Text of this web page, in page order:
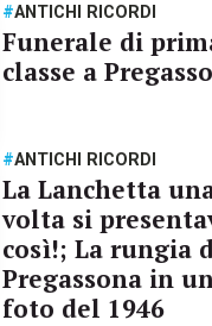
#ANTICHI RICORDI
Funerale di
classe a
#ANTICHI RICORDI
La Lanchetta
volta si
così!; La rungia
Pregassona in
foto del 1946